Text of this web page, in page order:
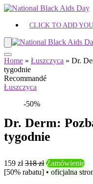
CLICK TO ADD
Home » Łuszczyca » Dr.
tygodnie
Recommandé
Łuszczyca
-50%
Dr. Derm:
tygodnie
159 zł 318 zł Zamówienie
[50% rabatu] • oficjalna